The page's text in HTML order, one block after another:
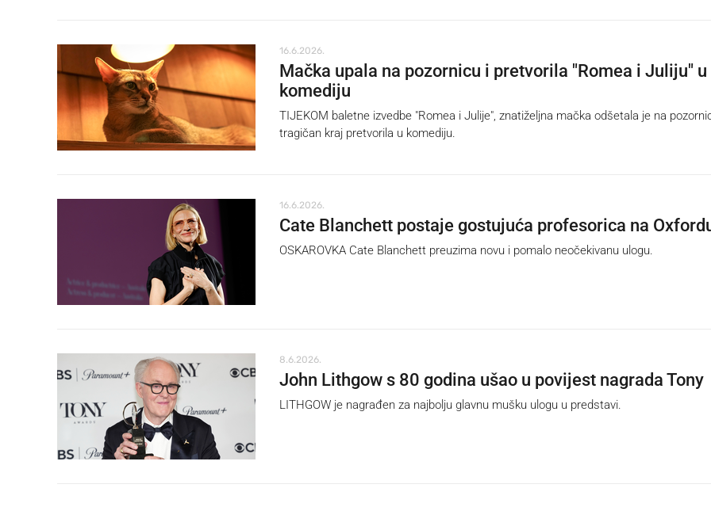
16.6.2026.
Mačka upala na pozornicu i pretvorila "Romea i Juliju" u
komediju
TIJEKOM baletne izvedbe "Romea i Julije", znatiželjna mačka odšetala je na
tragičan kraj pretvorila u komediju.
16.6.2026.
Cate Blanchett postaje gostujuća profesorica na
OSKAROVKA Cate Blanchett preuzima novu i pomalo neočekivanu ulogu.
8.6.2026.
John Lithgow s 80 godina ušao u povijest nagrada Tony
LITHGOW je nagrađen za najbolju glavnu mušku ulogu u predstavi.